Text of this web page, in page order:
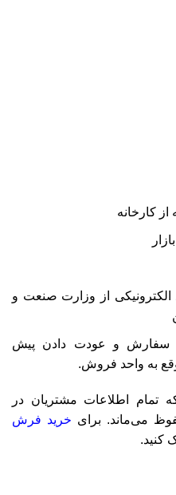
کارخانه
الکترونیکی از وزارت صنعت و
سفارش و عودت دادن پیش
به واحد فروش.
تمام اطلاعات مشتریان در
می‌ماند. برای خرید فرش
کنید.